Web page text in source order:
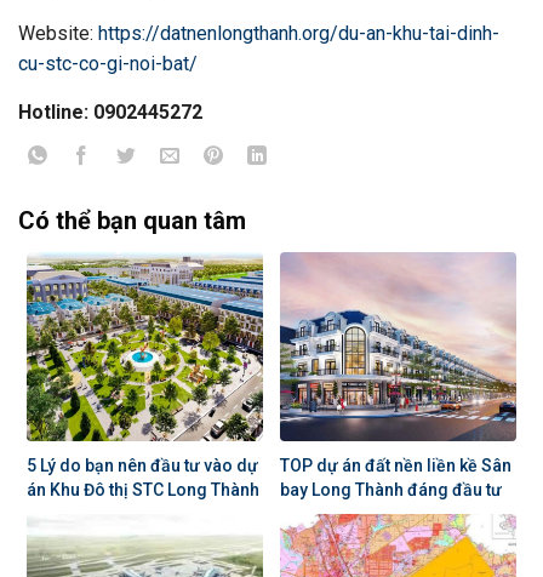
Website: https://datnenlongthanh.org/du-an-khu-tai-dinh-
cu-stc-co-gi-noi-bat/
Hotline: 0902445272
Có thể bạn quan tâm
5 Lý do bạn nên đầu tư vào dự
án Khu Đô thị STC Long Thành
TOP dự án đất nền liền kề Sân
bay Long Thành đáng đầu tư